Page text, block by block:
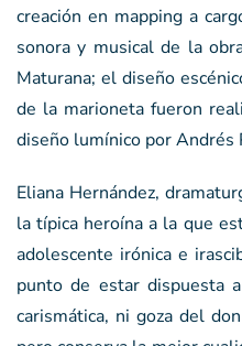
creación en mapping a
sonora y musical de la
Maturana; el diseño
de la marioneta fueron
diseño lumínico por Andrés
Eliana Hernández,
la típica heroína a la que
adolescente irónica e
punto de estar dispuesta
carismática, ni goza del